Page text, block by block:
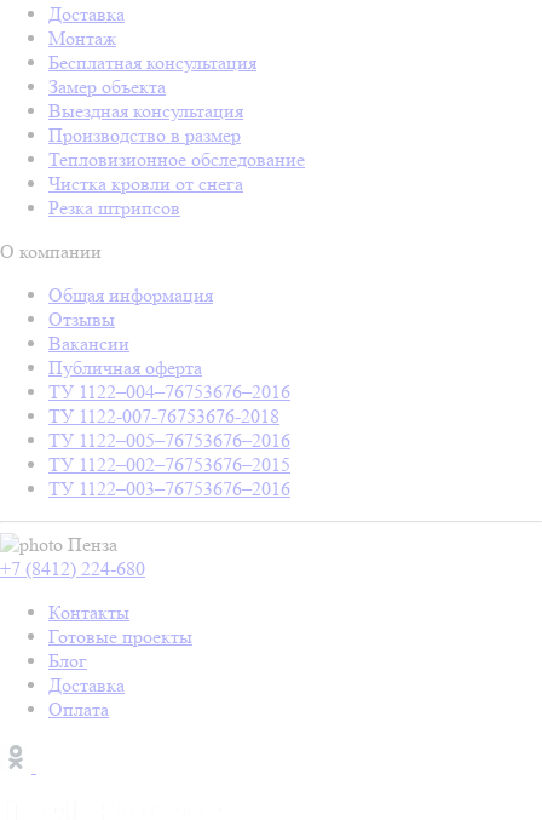
Доставка
Монтаж
Бесплатная консультация
Замер объекта
Выездная консультация
Производство в размер
Тепловизионное обследование
Чистка кровли от снега
Резка штрипсов
О компании
Общая информация
Отзывы
Вакансии
Публичная оферта
ТУ 1122–004–76753676–2016
ТУ 1122-007-76753676-2018
ТУ 1122–005–76753676–2016
ТУ 1122–002–76753676–2015
ТУ 1122–003–76753676–2016
Пенза
+7 (8412) 224-680
Контакты
Готовые проекты
Блог
Доставка
Оплата